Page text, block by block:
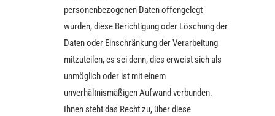
personenbezogenen Daten offengelegt
wurden, diese Berichtigung oder Löschung der
Daten oder Einschränkung der Verarbeitung
mitzuteilen, es sei denn, dies erweist sich als
unmöglich oder ist mit einem
unverhältnismäßigen Aufwand verbunden.
Ihnen steht das Recht zu, über diese